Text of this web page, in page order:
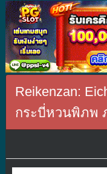
Reikenzan:
กระบี่หวนพิภพ